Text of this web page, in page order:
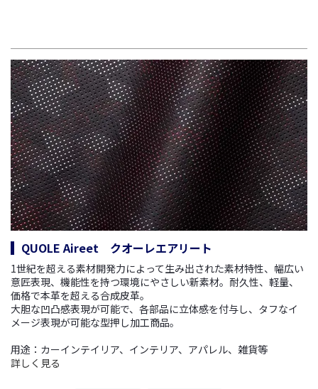
QUOLE Aireet クオーレエアリート
1世紀を超える素材開発力によって生み出された素材特性、幅広い
意匠表現、機能性を持つ環境にやさしい新素材。 耐久性、軽量、
価格で本革を超える合成皮革。
大胆な凹凸感表現が可能で、各部品に立体感を付与し、タフなイ
メージ表現が可能な型押し加工商品。
用途：カーインテイリア、インテリア、アパレル、雑貨等
詳しく見る